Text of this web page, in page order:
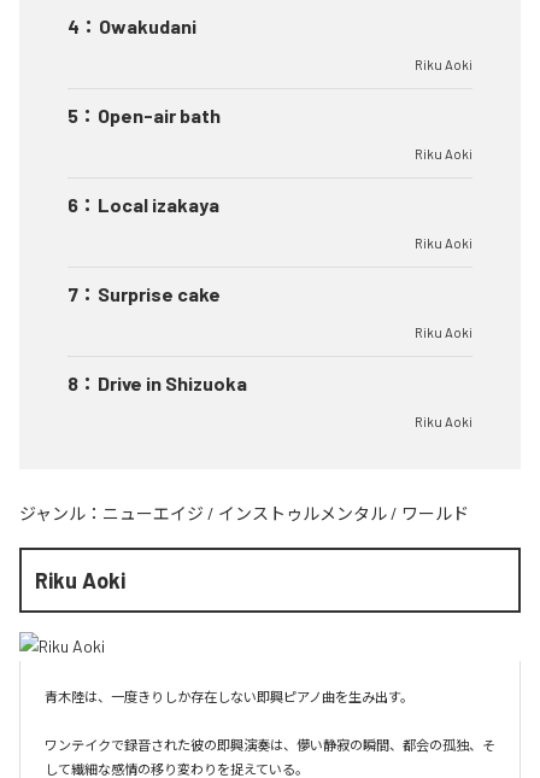
4 ： Owakudani
Riku Aoki
5 ： Open-air bath
Riku Aoki
6 ： Local izakaya
Riku Aoki
7 ： Surprise cake
Riku Aoki
8 ： Drive in Shizuoka
Riku Aoki
ジャンル： ニューエイジ / インストゥルメンタル / ワールド
Riku Aoki
青木陸は、一度きりしか存在しない即興ピアノ曲を生み出す。
ワンテイクで録音された彼の即興演奏は、儚い静寂の瞬間、都会の孤独、そ
して繊細な感情の移り変わりを捉えている。